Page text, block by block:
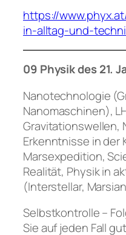
https://
in-alltag-und-
09 Physik des 21.
Nanotechnologie
Nanomaschinen),
Gravitationswellen,
Erkenntnisse in der
Marsexpedition,
Realität, Physik in
(Interstellar,
Selbstkontrolle –
Sie auf jeden Fall